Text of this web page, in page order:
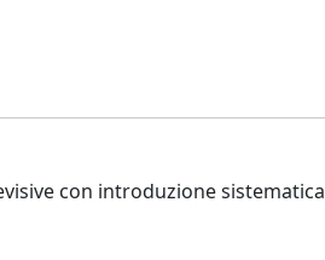
con introduzione sistematica